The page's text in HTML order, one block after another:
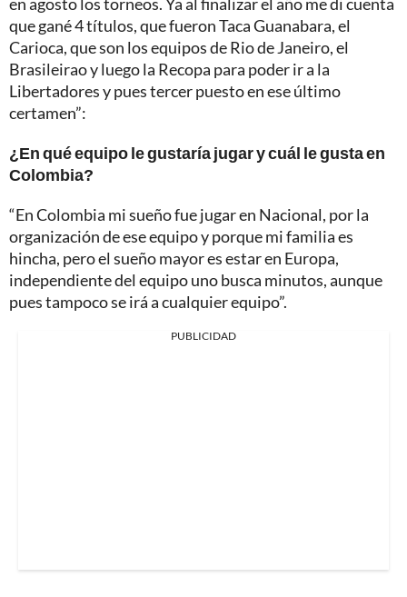
que gané 4 títulos, que fueron Taca Guanabara, el
Carioca, que son los equipos de Rio de Janeiro, el
Brasileirao y luego la Recopa para poder ir a la
Libertadores y pues tercer puesto en ese último
certamen”:
¿En qué equipo le gustaría jugar y cuál le gusta en
Colombia?
“En Colombia mi sueño fue jugar en Nacional, por la
organización de ese equipo y porque mi familia es
hincha, pero el sueño mayor es estar en Europa,
independiente del equipo uno busca minutos, aunque
pues tampoco se irá a cualquier equipo”.
PUBLICIDAD